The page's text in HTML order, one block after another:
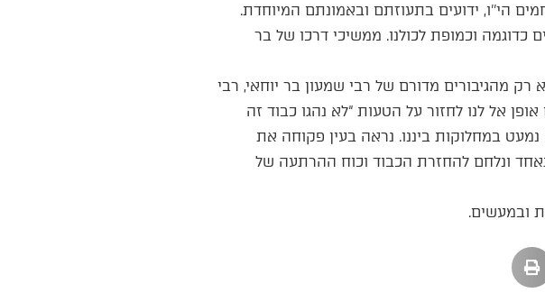
הי’’ו, ידועים בתעוזתם ובאמונתם המיוחדת.
וכמופת לכולנו. ממשיכי דרכו של בר
מהגיבורים מדורם של רבי שמעון בר יוחאי, רבי
אל לנו לחזור על הטעות “לא נהגו כבוד זה
במחלוקות ביננו. נראה בעין פקוחה את
ונלחם להחזרת הכבוד וכוח ההרתעה של
ובמעשים.